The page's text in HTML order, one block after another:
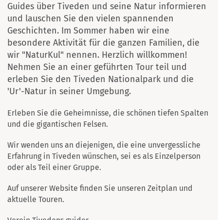
Guides über Tiveden und seine Natur informieren
und lauschen Sie den vielen spannenden
Geschichten. Im Sommer haben wir eine
besondere Aktivität für die ganzen Familien, die
wir "NaturKul" nennen. Herzlich willkommen!
Nehmen Sie an einer geführten Tour teil und
erleben Sie den Tiveden Nationalpark und die
'Ur'-Natur in seiner Umgebung.
Erleben Sie die Geheimnisse, die schönen tiefen Spalten
und die gigantischen Felsen.
Wir wenden uns an diejenigen, die eine unvergessliche
Erfahrung in Tiveden wünschen, sei es als Einzelperson
oder als Teil einer Gruppe.
Auf unserer Website finden Sie unseren Zeitplan und
aktuelle Touren.